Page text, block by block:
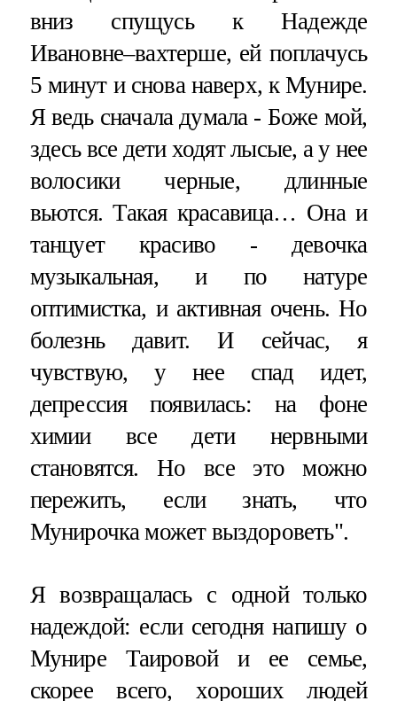
вниз спущусь к Надежде
Ивановне–вахтерше, ей поплачусь
5 минут и снова наверх, к Мунире.
Я ведь сначала думала - Боже мой,
здесь все дети ходят лысые, а у нее
волосики черные, длинные
вьются. Такая красавица… Она и
танцует красиво - девочка
музыкальная, и по натуре
оптимистка, и активная очень. Но
болезнь давит. И сейчас, я
чувствую, у нее спад идет,
депрессия появилась: на фоне
химии все дети нервными
становятся. Но все это можно
пережить, если знать, что
Мунирочка может выздороветь".
Я возвращалась с одной только
надеждой: если сегодня напишу о
Мунире Таировой и ее семье,
скорее всего, хороших людей